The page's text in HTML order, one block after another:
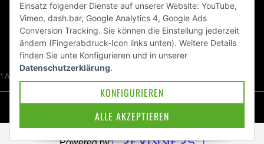
Blog
* Alle Preise inkl. gesetzlicher USt., zzgl.
Einsatz folgender Dienste auf unserer Website: YouTube,
Vimeo, dash.bar, Google Analytics 4, Google Ads
Conversion Tracking. Sie können die Einstellung jederzeit
ändern (Fingerabdruck-Icon links unten). Weitere Details
finden Sie unte Konfigurieren und in unserer
Datenschutzerklärung.
ALLE AKZEPTIEREN
KONFIGURIEREN